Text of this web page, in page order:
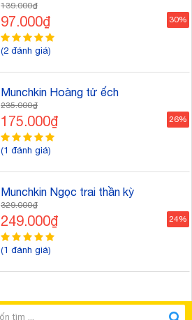
139.000₫
97.000₫ 30%
(2 đánh giá)
Munchkin Hoàng tử ếch
235.000₫
175.000₫ 26%
(1 đánh giá)
Munchkin Ngọc trai thần kỳ
329.000₫
249.000₫ 24%
(1 đánh giá)